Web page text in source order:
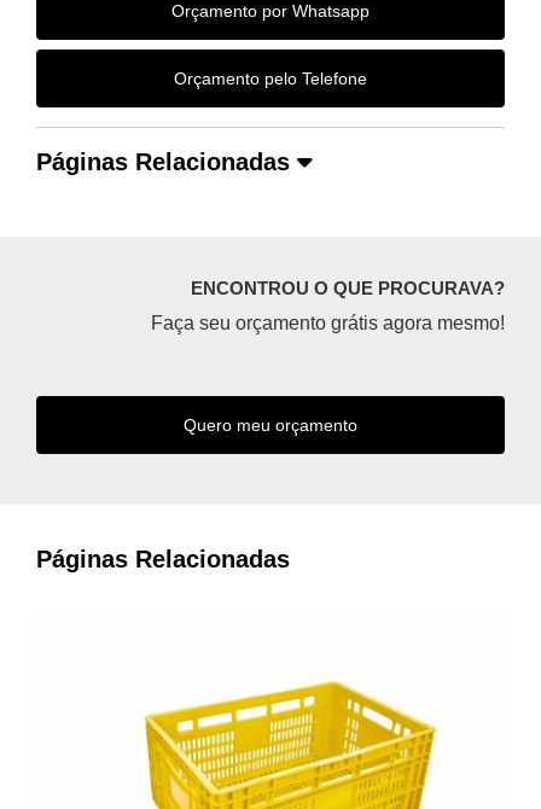
Orçamento por Whatsapp
Orçamento pelo Telefone
Páginas Relacionadas
ENCONTROU O QUE PROCURAVA?
Faça seu orçamento grátis agora mesmo!
Quero meu orçamento
Páginas Relacionadas